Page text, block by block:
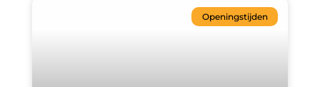
Openingstijden